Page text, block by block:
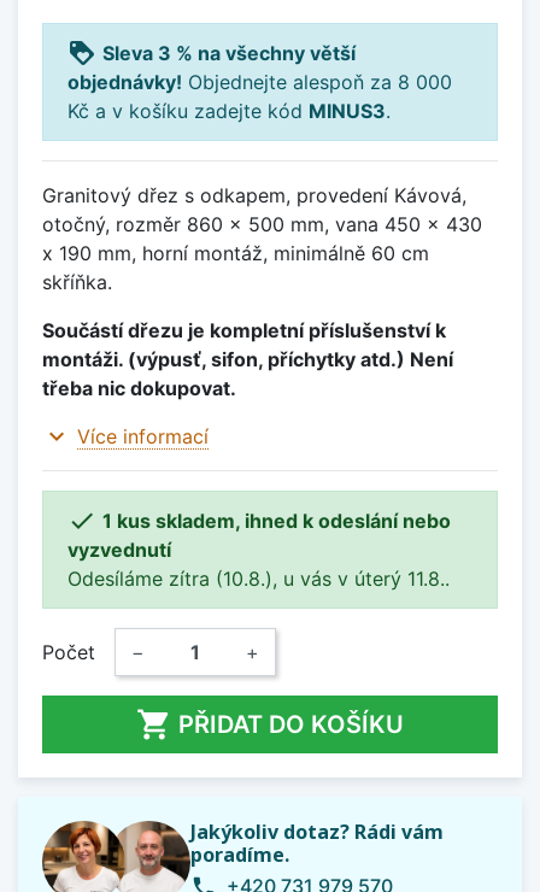
loyalty Sleva 3 % na všechny větší
objednávky! Objednejte alespoň za 8 000
Kč a v košíku zadejte kód MINUS3.
Granitový dřez s odkapem, provedení Kávová,
otočný, rozměr 860 x 500 mm, vana 450 x 430
x 190 mm, horní montáž, minimálně 60 cm
skříňka.
Součástí dřezu je kompletní příslušenství k
montáži. (výpusť, sifon, příchytky atd.) Není
třeba nic dokupovat.
expand_more Více informací
 1 kus skladem, ihned k odeslání nebo
vyzvednutí
Odesíláme zítra (10.8.), u vás v úterý 11.8..
Počet − +
 PŘIDAT DO KOŠÍKU
Jakýkoliv dotaz? Rádi vám
poradíme.
+420 731 979 570